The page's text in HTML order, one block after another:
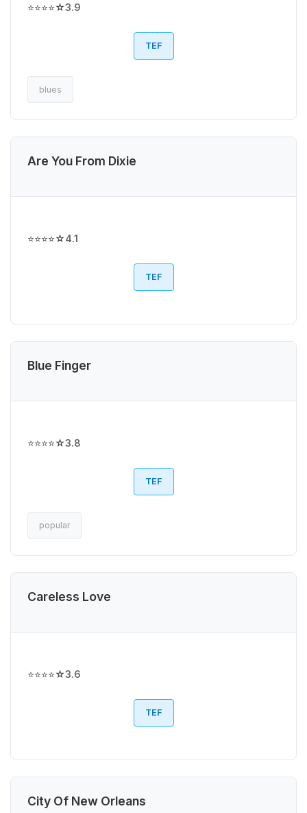
⭐⭐⭐⭐☆3.9
TEF
blues
Are You From Dixie
⭐⭐⭐⭐☆4.1
TEF
Blue Finger
⭐⭐⭐⭐☆3.8
TEF
popular
Careless Love
⭐⭐⭐⭐☆3.6
TEF
City Of New Orleans